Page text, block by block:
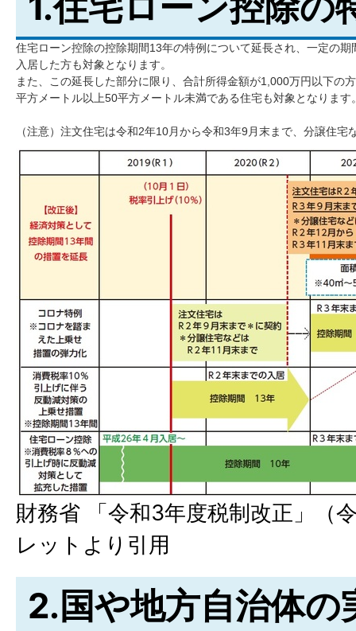
住宅ローン控除の控除期間13年の特例について延長され、一定の
入居した方も対象となります。
また、この延長した部分に限り、合計所得金額が1,000万円以下の
平方メートル以上50平方メートル未満である住宅も対象となります
（注意）注文住宅は令和2年10月から令和3年9月末まで、分譲住
財務省 「令和3年度税制改正」（
レットより引用
2.国や地方自治体の